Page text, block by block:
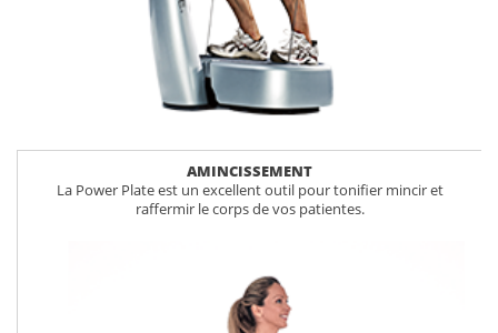
AMINCISSEMENT
La Power Plate est un excellent outil pour tonifier mincir et
raffermir le corps de vos patientes.